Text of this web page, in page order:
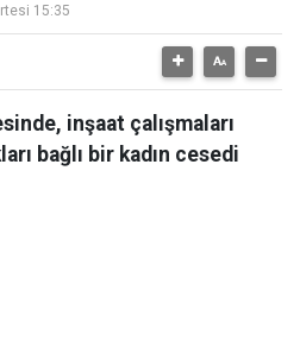
15:35
inşaat çalışmaları
bağlı bir kadın cesedi